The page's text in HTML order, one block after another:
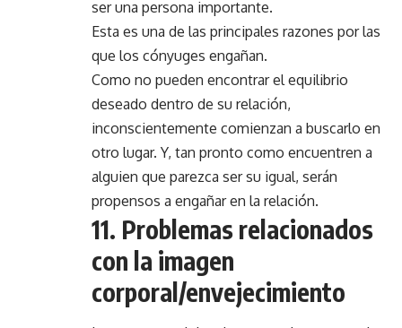
ser una persona importante.
Esta es una de las principales razones por las
que los cónyuges engañan.
Como no pueden encontrar el equilibrio
deseado dentro de su relación,
inconscientemente comienzan a buscarlo en
otro lugar. Y, tan pronto como encuentren a
alguien que parezca ser su igual, serán
propensos a engañar en la relación.
11. Problemas relacionados
con la imagen
corporal/envejecimiento